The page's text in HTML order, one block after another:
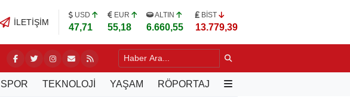
İLETIŞIM
USD
47,71
EUR
55,18
ALTIN
6.660,55
BİST
13.779,39
ÜRETİCİLERE UYGULAMALI "YEŞİL BUDAMA" EĞİTİMİ
SPOR TEKNOLOJİ YAŞAM RÖPORTAJ